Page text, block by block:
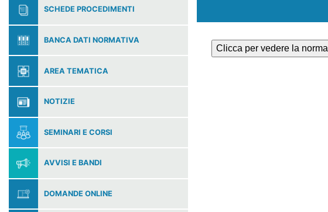
SCHEDE PROCEDIMENTI
BANCA DATI NORMATIVA
AREA TEMATICA
NOTIZIE
SEMINARI E CORSI
AVVISI E BANDI
DOMANDE ONLINE
Clicca per vedere la norma